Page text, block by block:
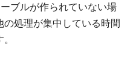
ブルが作られていない場
処理が集中している時間